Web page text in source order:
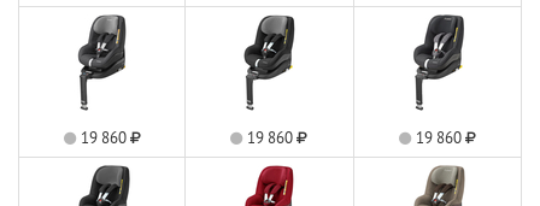
19 860 19 860 19 860